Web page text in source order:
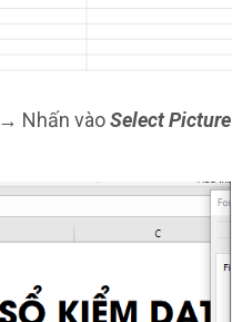
→ Nhấn vàoSelect Picture